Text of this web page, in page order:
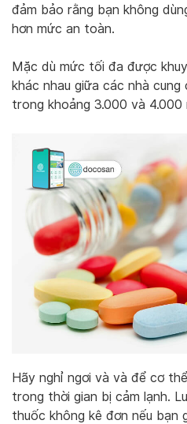
đảm bảo rằng bạn không
hơn mức an toàn.
Mặc dù mức tối đa được
khác nhau giữa các nhà cung
trong khoảng 3.000 và 4.000
Hãy nghỉ ngơi và và để cơ
trong thời gian bị cảm lạnh.
thuốc không kê đơn nếu bạn